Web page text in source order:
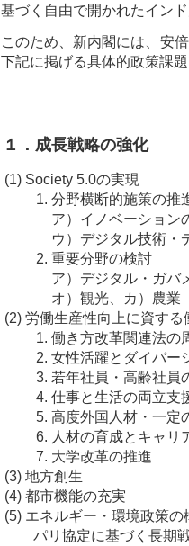
基づく自由で開かれたイン
このため、新内閣には、安
下記に掲げる具体的政策課
１．成長戦略の強化
(1) Society 5.0の実現
分野横断的施策の推
ア）イノベーション
ウ）デジタル技術・
重要分野の検討
ア）デジタル・ガバ
オ）観光、カ）農業
(2) 労働生産性向上に資す
働き方改革関連法の
女性活躍とダイバー
若年社員・高齢社員
仕事と生活の両立支
高度外国人材・一定
人材の育成とキャリ
大学改革の推進
(3) 地方創生
(4) 都市機能の充実
(5) エネルギー・環境政策の
パリ協定に基づく長期